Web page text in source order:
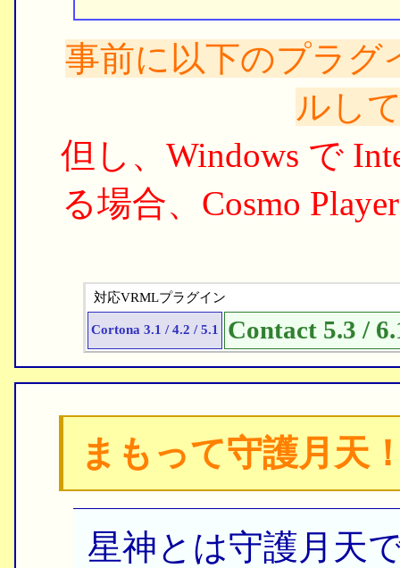
事前に以下のプラグ
ルし
但し、Windows で
る場合、Cosmo
対応VRMLプラグイン
Cortona 3.1 / 4.2 / 5.1 Contact 5.3 /
まもって守護月天
星神とは守護月天